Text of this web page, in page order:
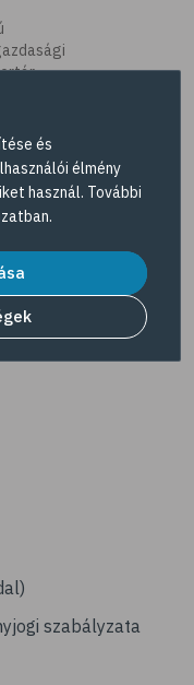
listáját és
szabályzata
és
élmény
használ. További
.